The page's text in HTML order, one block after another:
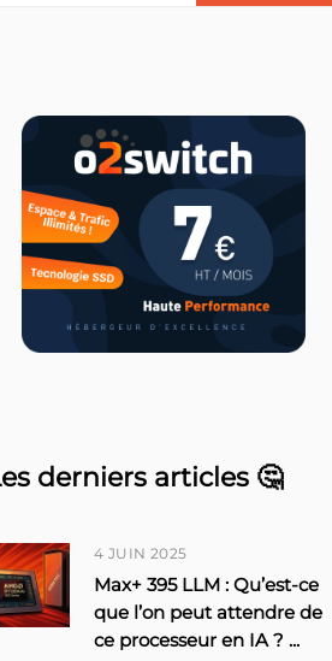
derniers articles 🤔
4 JUIN 2025
Max+ 395 LLM : Qu’est-ce
que l’on peut attendre de
ce processeur en IA ? ...